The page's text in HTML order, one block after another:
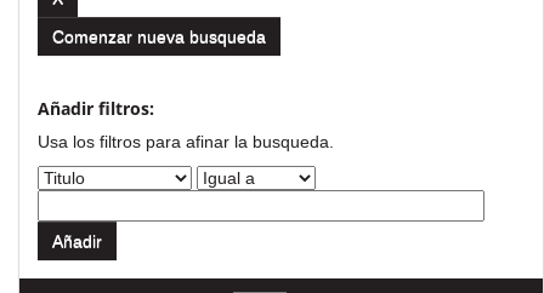
Comenzar nueva busqueda
Añadir filtros:
Usa los filtros para afinar la busqueda.